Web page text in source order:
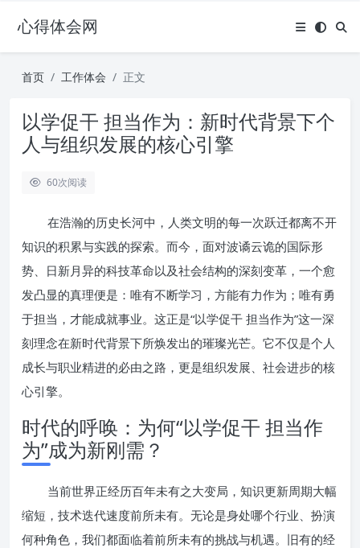
心得体会网
首页 工作体会 正文
以学促干 担当作为：新时代背景下个
人与组织发展的核心引擎
60次阅读
在浩瀚的历史长河中，人类文明的每一次跃迁都离不开
知识的积累与实践的探索。而今，面对波谲云诡的国际形
势、日新月异的科技革命以及社会结构的深刻变革，一个愈
发凸显的真理便是：唯有不断学习，方能有力作为；唯有勇
于担当，才能成就事业。这正是“以学促干 担当作为”这一深
刻理念在新时代背景下所焕发出的璀璨光芒。它不仅是个人
成长与职业精进的必由之路，更是组织发展、社会进步的核
心引擎。
时代的呼唤：为何“以学促干 担当作
为”成为新刚需？
当前世界正经历百年未有之大变局，知识更新周期大幅
缩短，技术迭代速度前所未有。无论是身处哪个行业、扮演
何种角色，我们都面临着前所未有的挑战与机遇。旧有的经